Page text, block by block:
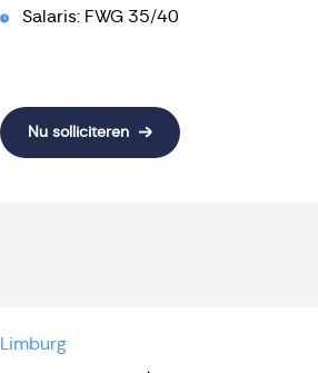
Salaris: FWG 35/40
Nu solliciteren
Limburg